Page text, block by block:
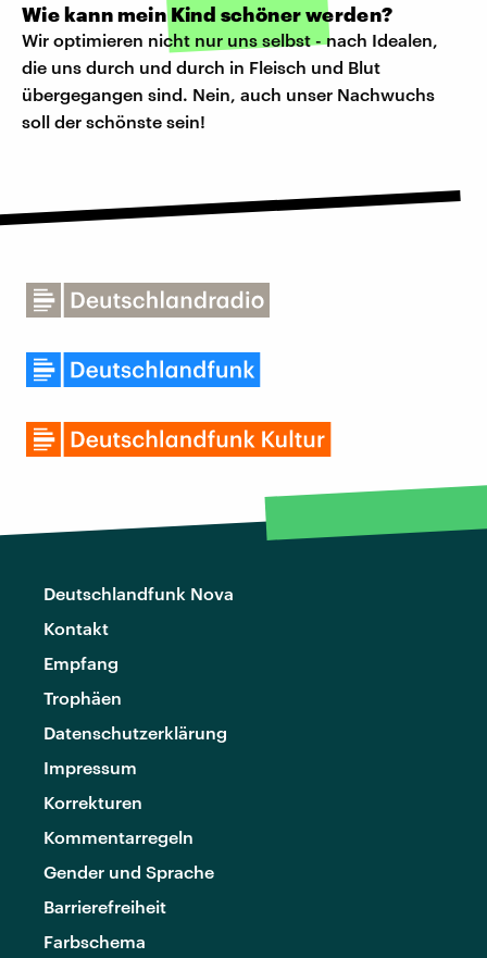
Wie kann mein Kind schöner werden?
Wir optimieren nicht nur uns selbst - nach Idealen,
die uns durch und durch in Fleisch und Blut
übergegangen sind. Nein, auch unser Nachwuchs
soll der schönste sein!
Deutschlandfunk Nova
Kontakt
Empfang
Trophäen
Datenschutzerklärung
Impressum
Korrekturen
Kommentarregeln
Gender und Sprache
Barrierefreiheit
Farbschema